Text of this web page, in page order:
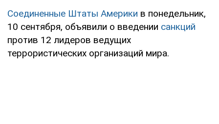
Соединенные Штаты Америки в понедельник,
10 сентября, объявили о введении санкций
против 12 лидеров ведущих
террористических организаций мира.